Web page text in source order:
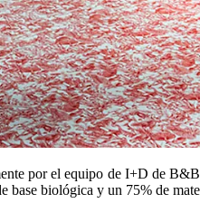
por el equipo de I+D de
biológica y un 75% de